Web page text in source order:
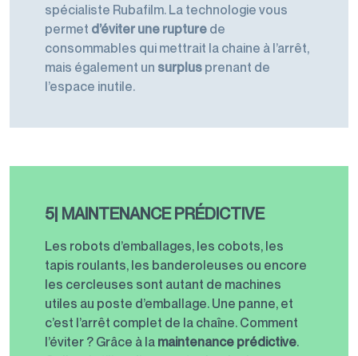
spécialiste Rubafilm. La technologie vous
permet d’éviter une rupture de
consommables qui mettrait la chaine à l’arrêt,
mais également un surplus prenant de
l’espace inutile.
5| MAINTENANCE PRÉDICTIVE
Les robots d’emballages, les cobots, les
tapis roulants, les banderoleuses ou encore
les cercleuses sont autant de machines
utiles au poste d’emballage. Une panne, et
c’est l’arrêt complet de la chaîne. Comment
l’éviter ? Grâce à la maintenance prédictive.